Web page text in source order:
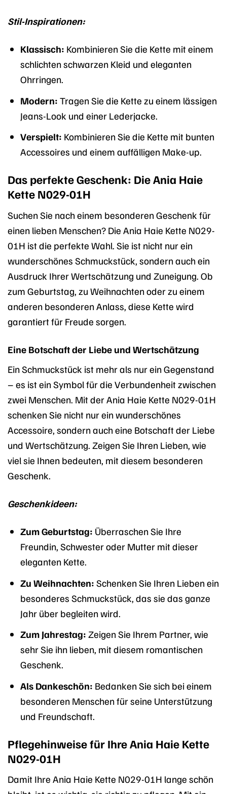
Stil-Inspirationen:
Klassisch: Kombinieren Sie die Kette mit einem
schlichten schwarzen Kleid und eleganten
Ohrringen.
Modern: Tragen Sie die Kette zu einem lässigen
Jeans-Look und einer Lederjacke.
Verspielt: Kombinieren Sie die Kette mit bunten
Accessoires und einem auffälligen Make-up.
Das perfekte Geschenk: Die Ania Haie
Kette N029-01H
Suchen Sie nach einem besonderen Geschenk für
einen lieben Menschen? Die Ania Haie Kette N029-
01H ist die perfekte Wahl. Sie ist nicht nur ein
wunderschönes Schmuckstück, sondern auch ein
Ausdruck Ihrer Wertschätzung und Zuneigung. Ob
zum Geburtstag, zu Weihnachten oder zu einem
anderen besonderen Anlass, diese Kette wird
garantiert für Freude sorgen.
Eine Botschaft der Liebe und Wertschätzung
Ein Schmuckstück ist mehr als nur ein Gegenstand
– es ist ein Symbol für die Verbundenheit zwischen
zwei Menschen. Mit der Ania Haie Kette N029-01H
schenken Sie nicht nur ein wunderschönes
Accessoire, sondern auch eine Botschaft der Liebe
und Wertschätzung. Zeigen Sie Ihren Lieben, wie
viel sie Ihnen bedeuten, mit diesem besonderen
Geschenk.
Geschenkideen:
Zum Geburtstag: Überraschen Sie Ihre
Freundin, Schwester oder Mutter mit dieser
eleganten Kette.
Zu Weihnachten: Schenken Sie Ihren Lieben ein
besonderes Schmuckstück, das sie das ganze
Jahr über begleiten wird.
Zum Jahrestag: Zeigen Sie Ihrem Partner, wie
sehr Sie ihn lieben, mit diesem romantischen
Geschenk.
Als Dankeschön: Bedanken Sie sich bei einem
besonderen Menschen für seine Unterstützung
und Freundschaft.
Pflegehinweise für Ihre Ania Haie Kette
N029-01H
Damit Ihre Ania Haie Kette N029-01H lange schön